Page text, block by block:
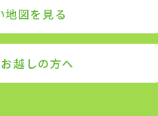
地図を見る
越しの方へ